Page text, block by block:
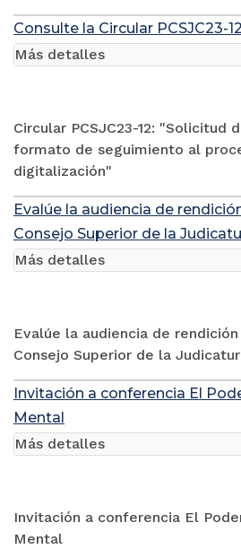
Consulte la Circular PCSJC23-12
Circular PCSJC23-12: "Solicitud
formato de seguimiento al
digitalización"
Más detalles
Evalúe la audiencia de
Consejo Superior de la
Evalúe la audiencia de
Consejo Superior de la
Más detalles
Invitación a conferencia El
Mental
Invitación a conferencia El
Mental
Más detalles